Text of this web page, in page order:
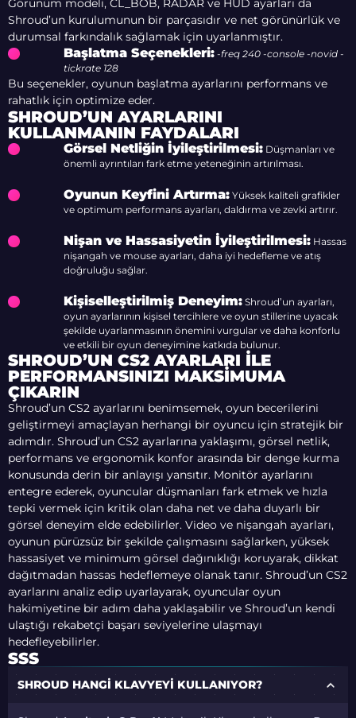
Görünüm modeli, CL_BOB, RADAR ve HUD ayarları da
Shroud’un kurulumunun bir parçasıdır ve net görünürlük ve
durumsal farkındalık sağlamak için uyarlanmıştır.
Başlatma Seçenekleri: -freq 240 -console -novid -
tickrate 128
Bu seçenekler, oyunun başlatma ayarlarını performans ve
rahatlık için optimize eder.
SHROUD’UN AYARLARINI
KULLANMANIN FAYDALARI
Görsel Netliğin İyileştirilmesi: Düşmanları ve
önemli ayrıntıları fark etme yeteneğinin artırılması.
Oyunun Keyfini Artırma: Yüksek kaliteli grafikler
ve optimum performans ayarları, daldırma ve zevki artırır.
Nişan ve Hassasiyetin İyileştirilmesi: Hassas
nişangah ve mouse ayarları, daha iyi hedefleme ve atış
doğruluğu sağlar.
Kişiselleştirilmiş Deneyim: Shroud’un ayarları,
oyun ayarlarının kişisel tercihlere ve oyun stillerine uyacak
şekilde uyarlanmasının önemini vurgular ve daha konforlu
ve etkili bir oyun deneyimine katkıda bulunur.
SHROUD’UN CS2 AYARLARI ILE
PERFORMANSINIZI MAKSIMUMA
ÇIKARIN
Shroud’un CS2 ayarlarını benimsemek, oyun becerilerini
geliştirmeyi amaçlayan herhangi bir oyuncu için stratejik bir
adımdır. Shroud’un CS2 ayarlarına yaklaşımı, görsel netlik,
performans ve ergonomik konfor arasında bir denge kurma
konusunda derin bir anlayışı yansıtır. Monitör ayarlarını
entegre ederek, oyuncular düşmanları fark etmek ve hızla
tepki vermek için kritik olan daha net ve daha duyarlı bir
görsel deneyim elde edebilirler. Video ve nişangah ayarları,
oyunun pürüzsüz bir şekilde çalışmasını sağlarken, yüksek
hassasiyet ve minimum görsel dağınıklığı koruyarak, dikkat
dağıtmadan hassas hedeflemeye olanak tanır. Shroud’un CS2
ayarlarını analiz edip uyarlayarak, oyuncular oyun
hakimiyetine bir adım daha yaklaşabilir ve Shroud’un kendi
ulaştığı rekabetçi başarı seviyelerine ulaşmayı
hedefleyebilirler.
SSS
SHROUD HANGI KLAVYEYI KULLANIYOR?